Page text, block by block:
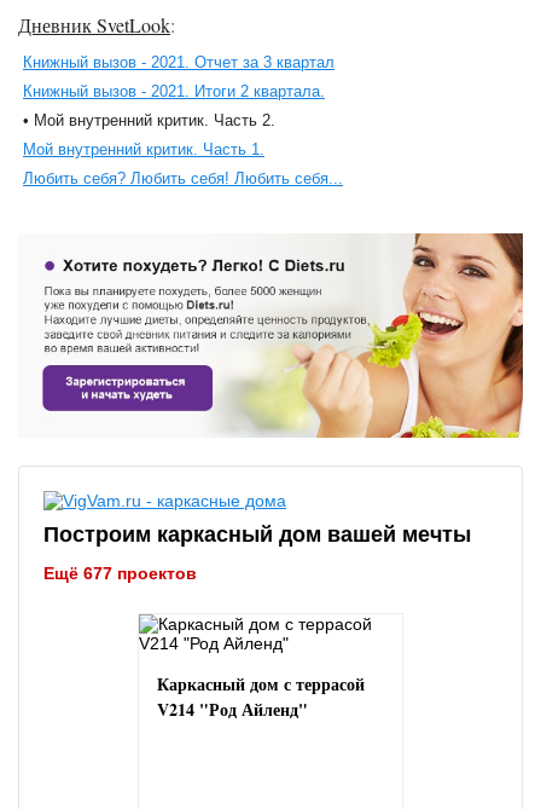
Дневник SvetLook:
Книжный вызов - 2021. Отчет за 3 квартал
Книжный вызов - 2021. Итоги 2 квартала.
• Мой внутренний критик. Часть 2.
Мой внутренний критик. Часть 1.
Любить себя? Любить себя! Любить себя...
Построим каркасный дом вашей мечты
Ещё 677 проектов
Каркасный дом с террасой
V214 "Род Айленд"